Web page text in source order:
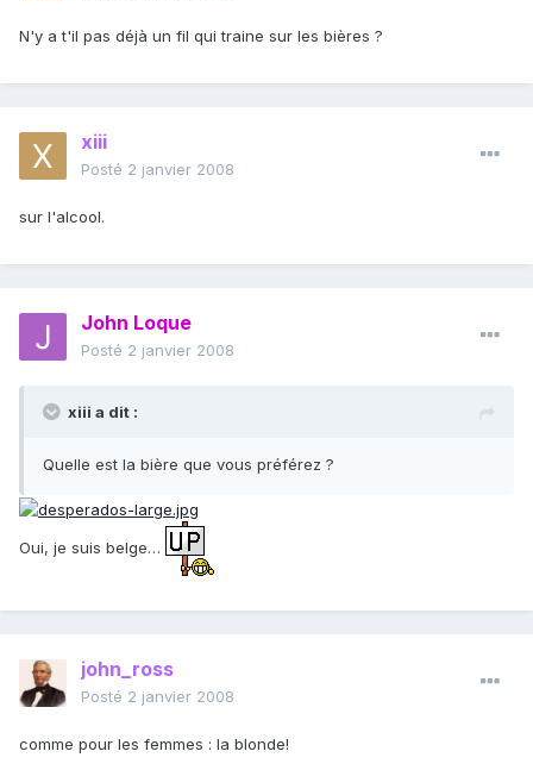
N'y a t'il pas déjà un fil qui traine sur les bières ?
xiii
Posté 2 janvier 2008
sur l'alcool.
John Loque
Posté 2 janvier 2008
xiii a dit :
Quelle est la bière que vous préférez ?
Oui, je suis belge…
john_ross
Posté 2 janvier 2008
comme pour les femmes : la blonde!